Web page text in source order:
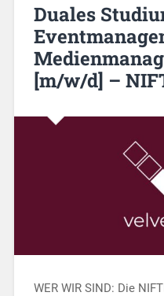
Duales
[m/w/d] –
WER WIR SIND: Die